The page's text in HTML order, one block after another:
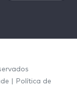
Política de